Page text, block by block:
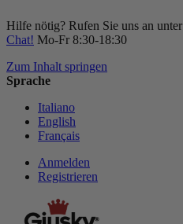
Hilfe nötig? Rufen Sie uns an unter
Chat! Mo-Fr 8:30-18:30
Zum Inhalt springen
Sprache
Italiano
English
Français
Anmelden
Registrieren